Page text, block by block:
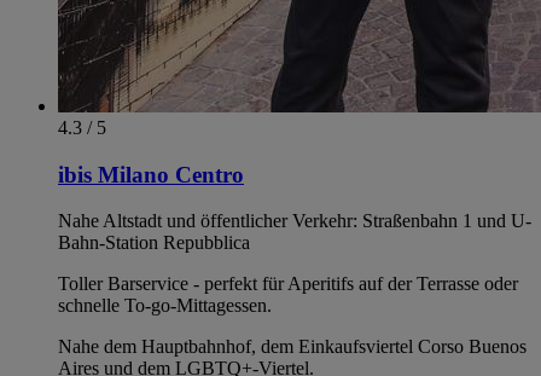
4.3 / 5
ibis Milano Centro
Nahe Altstadt und öffentlicher Verkehr: Straßenbahn 1 und U-
Bahn-Station Repubblica
Toller Barservice - perfekt für Aperitifs auf der Terrasse oder
schnelle To-go-Mittagessen.
Nahe dem Hauptbahnhof, dem Einkaufsviertel Corso Buenos
Aires und dem LGBTQ+-Viertel.